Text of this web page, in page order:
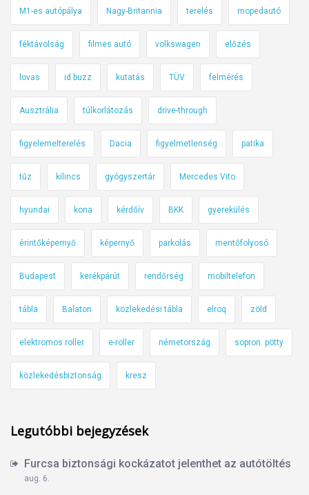
M1-es autópálya Nagy-Britannia terelés mopedautó
féktávolság filmes autó volkswagen előzés
lovas id buzz kutatás TÜV felmérés
Ausztrália túlkorlátozás drive-through
figyelemelterelés Dacia figyelmetlenség patika
tűz kilincs gyógyszertár Mercedes Vito
hyundai kona kérdőív BKK gyerekülés
érintőképernyő képernyő parkolás mentőfolyosó
Budapest kerékpárút rendőrség mobiltelefon
tábla Balaton közlekedési tábla elroq zöld
elektromos roller e-roller németország sopron. pötty
közlekedésbiztonság kresz
Legutóbbi bejegyzések
Furcsa biztonsági kockázatot jelenthet az autótöltés
aug. 6.